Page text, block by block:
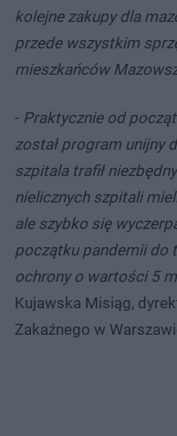
kolejne zakupy dla
przede wszystkim
mieszkańców
- Praktycznie od
został program unijny
szpitala trafił
nielicznych szpitali
ale szybko się
początku pandemii do
ochrony o wartości 5
Kujawska Misiąg,
Zakaźnego w